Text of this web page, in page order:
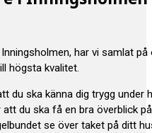
har vi samlat
högsta kvalitet.
du ska känna dig trygg under
du ska få en bra överblick
se över taket på ditt